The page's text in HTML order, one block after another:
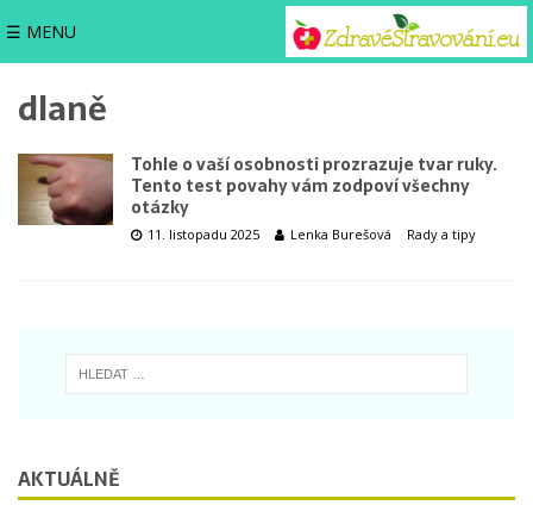
☰ MENU
dlaně
Tohle o vaší osobnosti prozrazuje tvar ruky.
Tento test povahy vám zodpoví všechny
otázky
11. listopadu 2025 Lenka Burešová Rady a tipy
AKTUÁLNĚ